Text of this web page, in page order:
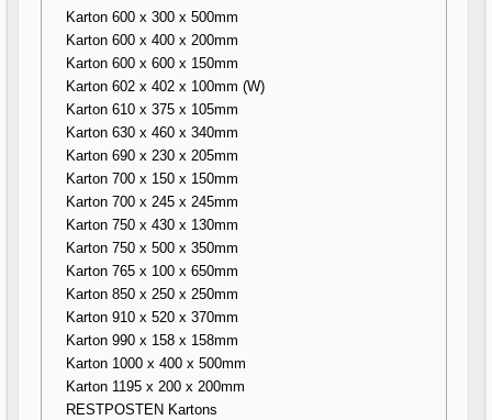
Karton 600 x 300 x 500mm
Karton 600 x 400 x 200mm
Karton 600 x 600 x 150mm
Karton 602 x 402 x 100mm (W)
Karton 610 x 375 x 105mm
Karton 630 x 460 x 340mm
Karton 690 x 230 x 205mm
Karton 700 x 150 x 150mm
Karton 700 x 245 x 245mm
Karton 750 x 430 x 130mm
Karton 750 x 500 x 350mm
Karton 765 x 100 x 650mm
Karton 850 x 250 x 250mm
Karton 910 x 520 x 370mm
Karton 990 x 158 x 158mm
Karton 1000 x 400 x 500mm
Karton 1195 x 200 x 200mm
RESTPOSTEN Kartons